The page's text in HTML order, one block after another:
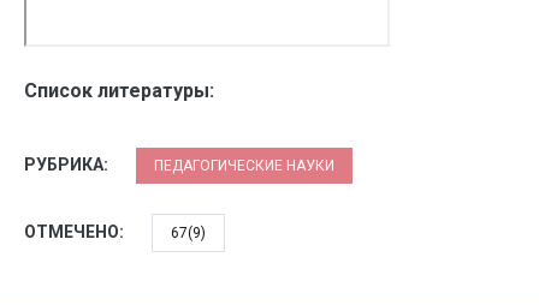
Список литературы:
РУБРИКА: ПЕДАГОГИЧЕСКИЕ НАУКИ
ОТМЕЧЕНО: 67(9)